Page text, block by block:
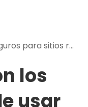
Auriculares intrínsecamente seguros para sitios ruidosos y peligrosos: beneficios de comunicación y seguridad
los
usar